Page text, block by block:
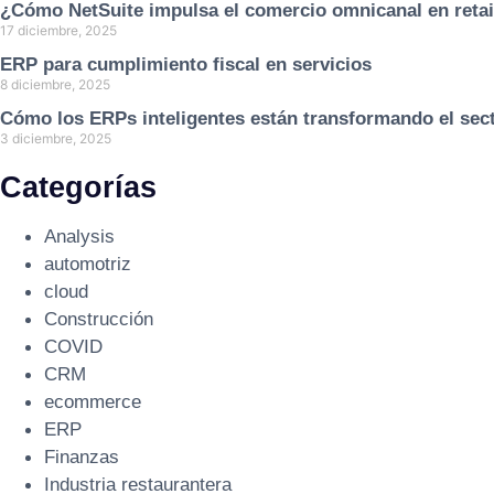
¿Cómo NetSuite impulsa el comercio omnicanal en
17 diciembre, 2025
ERP para cumplimiento fiscal en servicios
8 diciembre, 2025
Cómo los ERPs inteligentes están transformando el
3 diciembre, 2025
Categorías
Analysis
automotriz
cloud
Construcción
COVID
CRM
ecommerce
ERP
Finanzas
Industria restaurantera